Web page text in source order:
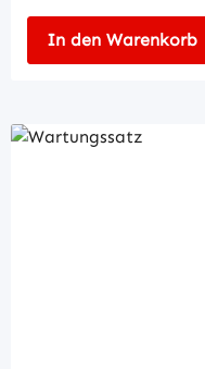
In den Warenkorb